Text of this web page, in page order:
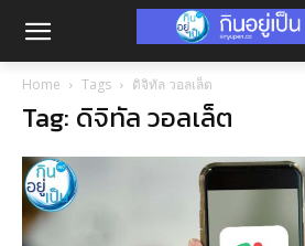
Home Tags ดิจิทัล วอลเล็ต
Tag: ดิจิทัล วอลเล็ต